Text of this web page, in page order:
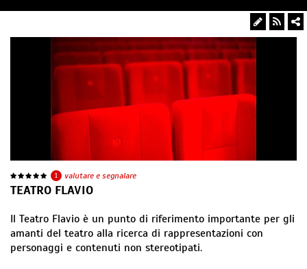
1 valutare e segnalare
TEATRO FLAVIO
Il Teatro Flavio è un punto di riferimento importante per gli
amanti del teatro alla ricerca di rappresentazioni con
personaggi e contenuti non stereotipati.